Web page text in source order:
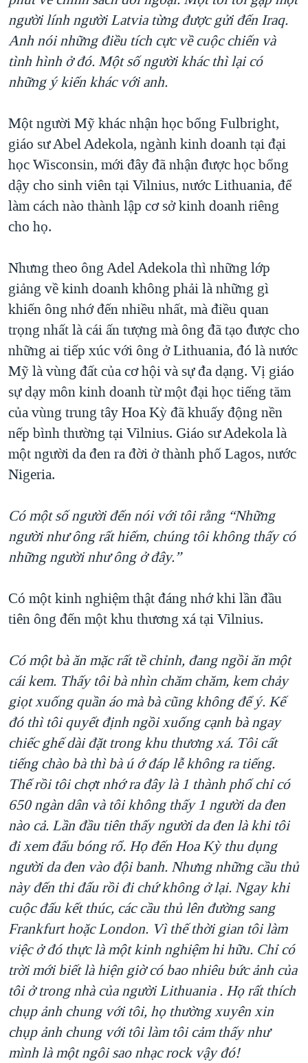
người lính người Latvia từng được gửi đến Iraq.
Anh nói những điều tích cực về cuộc chiến và
tình hình ở đó. Một số người khác thì lại có
những ý kiến khác với anh.
Một người Mỹ khác nhận học bổng Fulbright,
giáo sư Abel Adekola, ngành kinh doanh tại đại
học Wisconsin, mới đây đã nhận được học bổng
dậy cho sinh viên tại Vilnius, nước Lithuania, để
làm cách nào thành lập cơ sở kinh doanh riêng
cho họ.
Nhưng theo ông Adel Adekola thì những lớp
giảng về kinh doanh không phải là những gì
khiến ông nhớ đến nhiều nhất, mà điều quan
trọng nhất là cái ấn tượng mà ông đã tạo được cho
những ai tiếp xúc với ông ở Lithuania, đó là nước
Mỹ là vùng đất của cơ hội và sự đa dạng. Vị giáo
sự dạy môn kinh doanh từ một đại học tiếng tăm
của vùng trung tây Hoa Kỳ đã khuấy động nền
nếp bình thường tại Vilnius. Giáo sư Adekola là
một người da đen ra đời ở thành phố Lagos, nước
Nigeria.
Có một số người đến nói với tôi rằng “Những
người như ông rất hiếm, chúng tôi không thấy có
những người như ông ở đây.”
Có một kinh nghiệm thật đáng nhớ khi lần đầu
tiên ông đến một khu thương xá tại Vilnius.
Có một bà ăn mặc rất tề chỉnh, đang ngồi ăn một
cái kem. Thấy tôi bà nhìn chăm chăm, kem chảy
giọt xuống quần áo mà bà cũng không để ý. Kế
đó thì tôi quyết định ngồi xuống cạnh bà ngay
chiếc ghế dài đặt trong khu thương xá. Tôi cất
tiếng chào bà thì bà ú ớ đáp lễ không ra tiếng.
Thế rồi tôi chợt nhớ ra đây là 1 thành phố chỉ có
650 ngàn dân và tôi không thấy 1 người da đen
nào cả. Lần đầu tiên thấy người da đen là khi tôi
đi xem đấu bóng rổ. Họ đến Hoa Kỳ thu dụng
người da đen vào đội banh. Nhưng những cầu thủ
này đến thi đấu rồi đi chứ không ở lại. Ngay khi
cuộc đấu kết thúc, các cầu thủ lên đường sang
Frankfurt hoặc London. Vì thế thời gian tôi làm
việc ở đó thực là một kinh nghiệm hi hữu. Chỉ có
trời mới biết là hiện giờ có bao nhiêu bức ảnh của
tôi ở trong nhà của người Lithuania . Họ rất thích
chụp ảnh chung với tôi, họ thường xuyên xin
chụp ảnh chung với tôi làm tôi cảm thấy như
mình là một ngôi sao nhạc rock vậy đó!